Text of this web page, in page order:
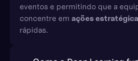
eventos e permitindo que a
concentre em ações
rápidas.